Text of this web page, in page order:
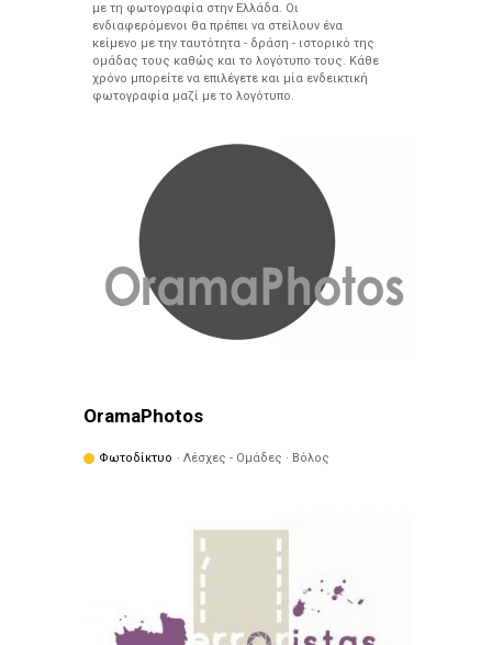
με τη φωτογραφία στην Ελλάδα. Οι
ενδιαφερόμενοι θα πρέπει να στείλουν ένα
κείμενο με την ταυτότητα - δράση - ιστορικό της
ομάδας τους καθώς και το λογότυπο τους. Κάθε
χρόνο μπορείτε να επιλέγετε και μία ενδεικτική
φωτογραφία μαζί με το λογότυπο.
OramaPhotos
Φωτοδίκτυο · Λέσχες - Ομάδες · Βόλος